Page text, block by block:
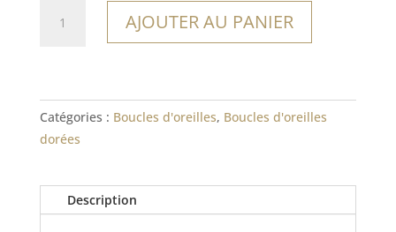
AJOUTER AU PANIER
Catégories : Boucles d'oreilles, Boucles d'oreilles
dorées
Description